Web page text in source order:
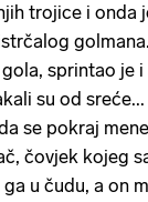
trojice i onda
sprintao je i
su od
se pokraj
čovjek kojeg
u čudu, a on